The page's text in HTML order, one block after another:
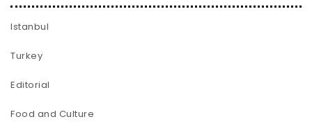
Istanbul
Turkey
Editorial
Food and Culture